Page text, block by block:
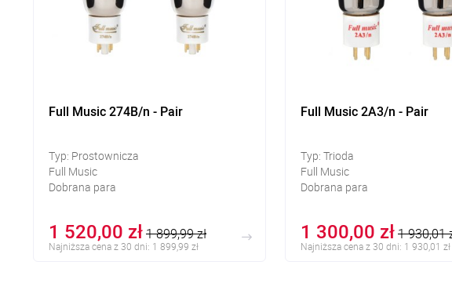
Full Music 274B/n - Pair
Typ: Prostownicza
Full Music
Dobrana para
1 520,00 zł1 899,99 zł
Najniższa cena z 30 dni: 1 899,99 zł
Full Music 2A3/n - Pair
Typ: Trioda
Full Music
Dobrana para
1 300,00 zł1 930,01
Najniższa cena z 30 dni: 1 930,01 zł